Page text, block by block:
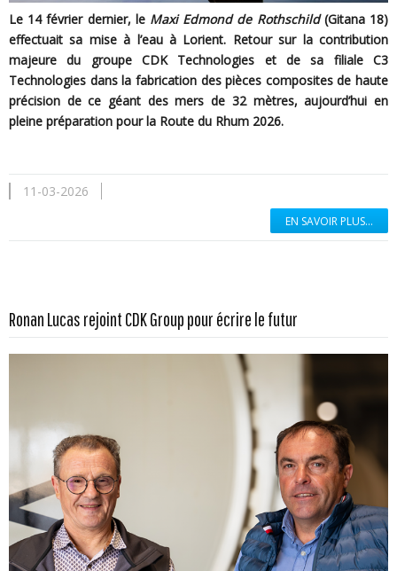
Le 14 février dernier, le Maxi Edmond de Rothschild(Gitana 18)
effectuait sa mise à l’eau à Lorient. Retour sur la contribution
majeure du groupe CDK Technologies et de sa filiale C3
Technologies dans la fabrication des pièces composites de haute
précision de ce géant des mers de 32 mètres, aujourd’hui en
pleine préparation pour la Route du Rhum 2026.
11-03-2026
EN SAVOIR PLUS...
Ronan Lucas rejoint CDK Group pour écrire le futur